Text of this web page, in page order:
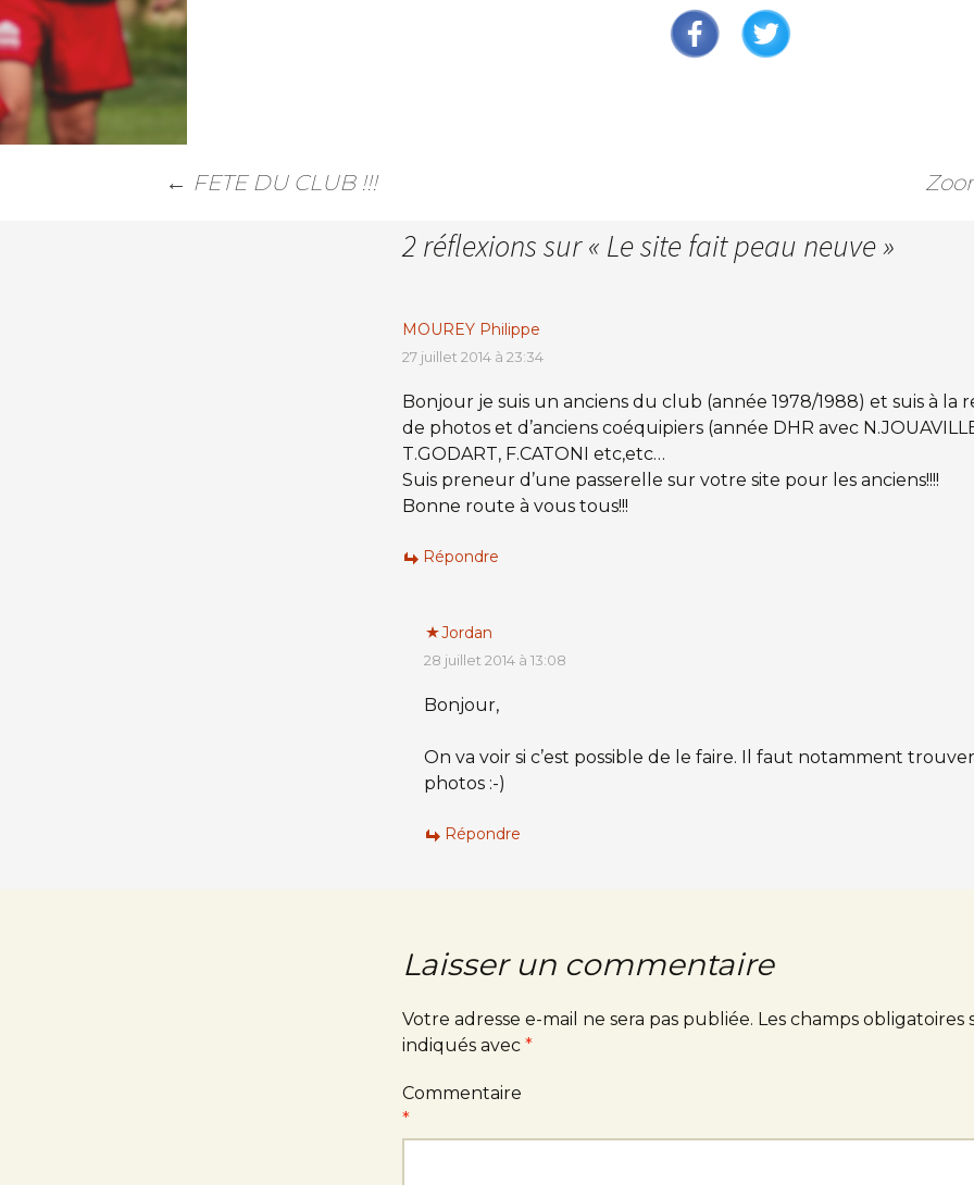
← FETE DU CLUB !!!
2 réflexions sur « Le site fait peau neuve»
MOUREY Philippe
27 juillet 2014 à 23:34
Bonjour je suis un anciens du club (année 1978/1988) et suis à la
de photos et d’anciens coéquipiers (année DHR avec
T.GODART, F.CATONI etc,etc…
Suis preneur d’une passerelle sur votre site pour les anciens!!!!
Bonne route à vous tous!!!
Répondre
Jordan
28 juillet 2014 à 13:08
Bonjour,
On va voir si c’est possible de le faire. Il faut notamment
photos :-)
Répondre
Laisser un commentaire
Votre adresse e-mail ne sera pas publiée. Les champs obligatoires
indiqués avec *
Commentaire
*